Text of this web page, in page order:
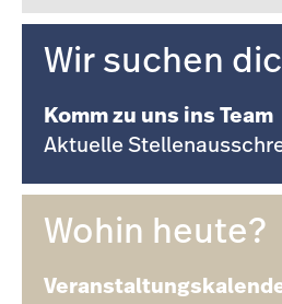
Wir suchen
Komm zu uns ins Team
Aktuelle
Wohin heute?